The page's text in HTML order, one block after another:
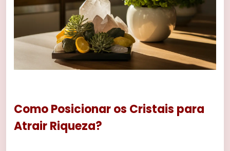
Como Posicionar os Cristais para
Atrair Riqueza?